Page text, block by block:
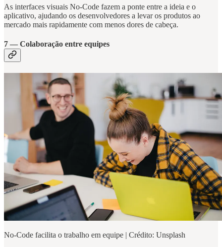
As interfaces visuais No-Code fazem a ponte entre a ideia e o
aplicativo, ajudando os desenvolvedores a levar os produtos ao
mercado mais rapidamente com menos dores de cabeça.
7 — Colaboração entre equipes
No-Code facilita o trabalho em equipe | Crédito: Unsplash